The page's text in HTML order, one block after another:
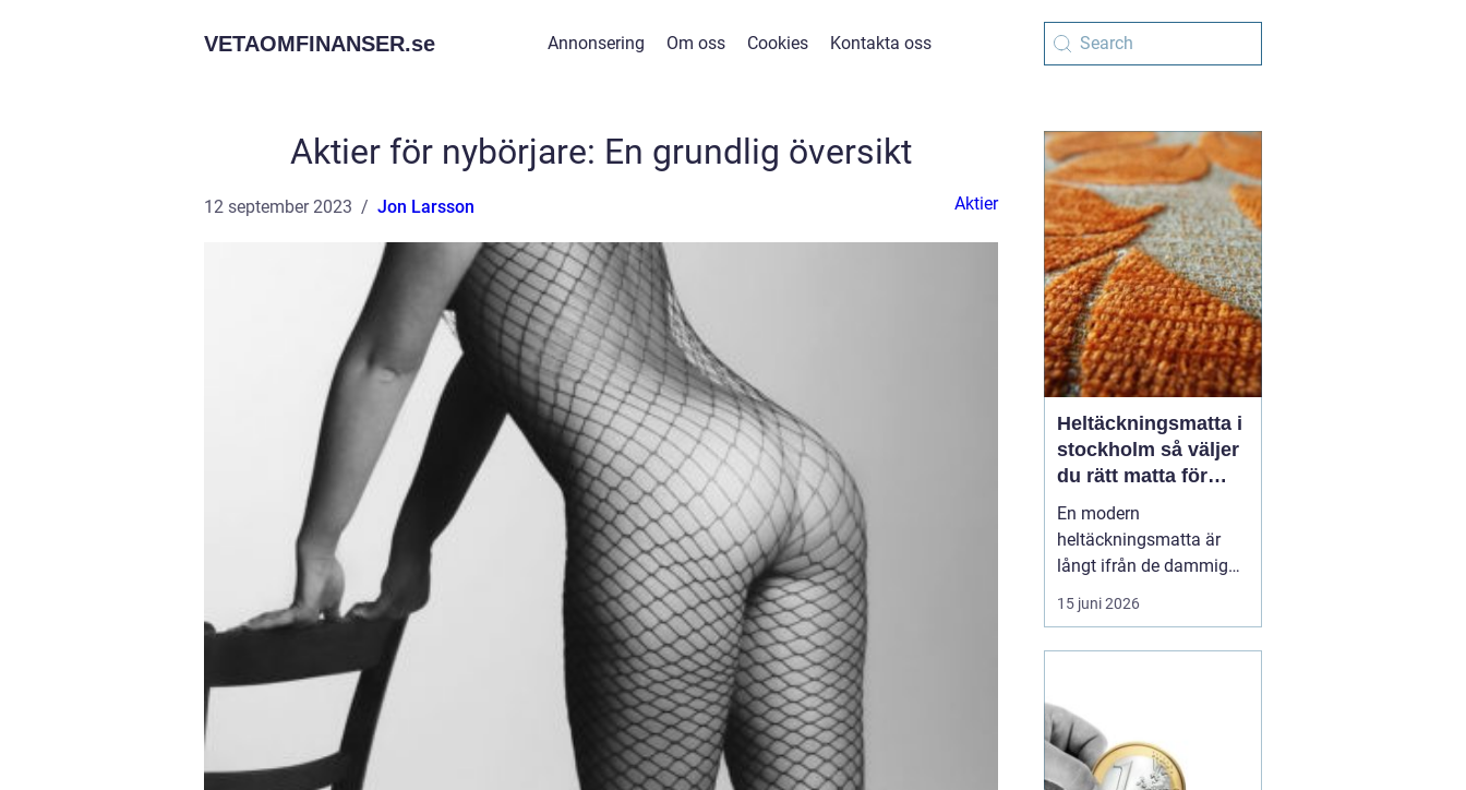
VETAOMFINANSER.se Annonsering Om oss Cookies Kontakta oss
Aktier för nybörjare: En grundlig översikt
12 september 2023 Jon Larsson Aktier
Heltäckningsmatta i
stockholm så väljer
du rätt matta för
hem och kontor
En modern
heltäckningsmatta är
långt ifrån de dammiga,
svårstädade varianter
många minns från 70-
hygien, snygg design
och hög slitstyrka. För
den som bor eller verkar i
15 juni 2026